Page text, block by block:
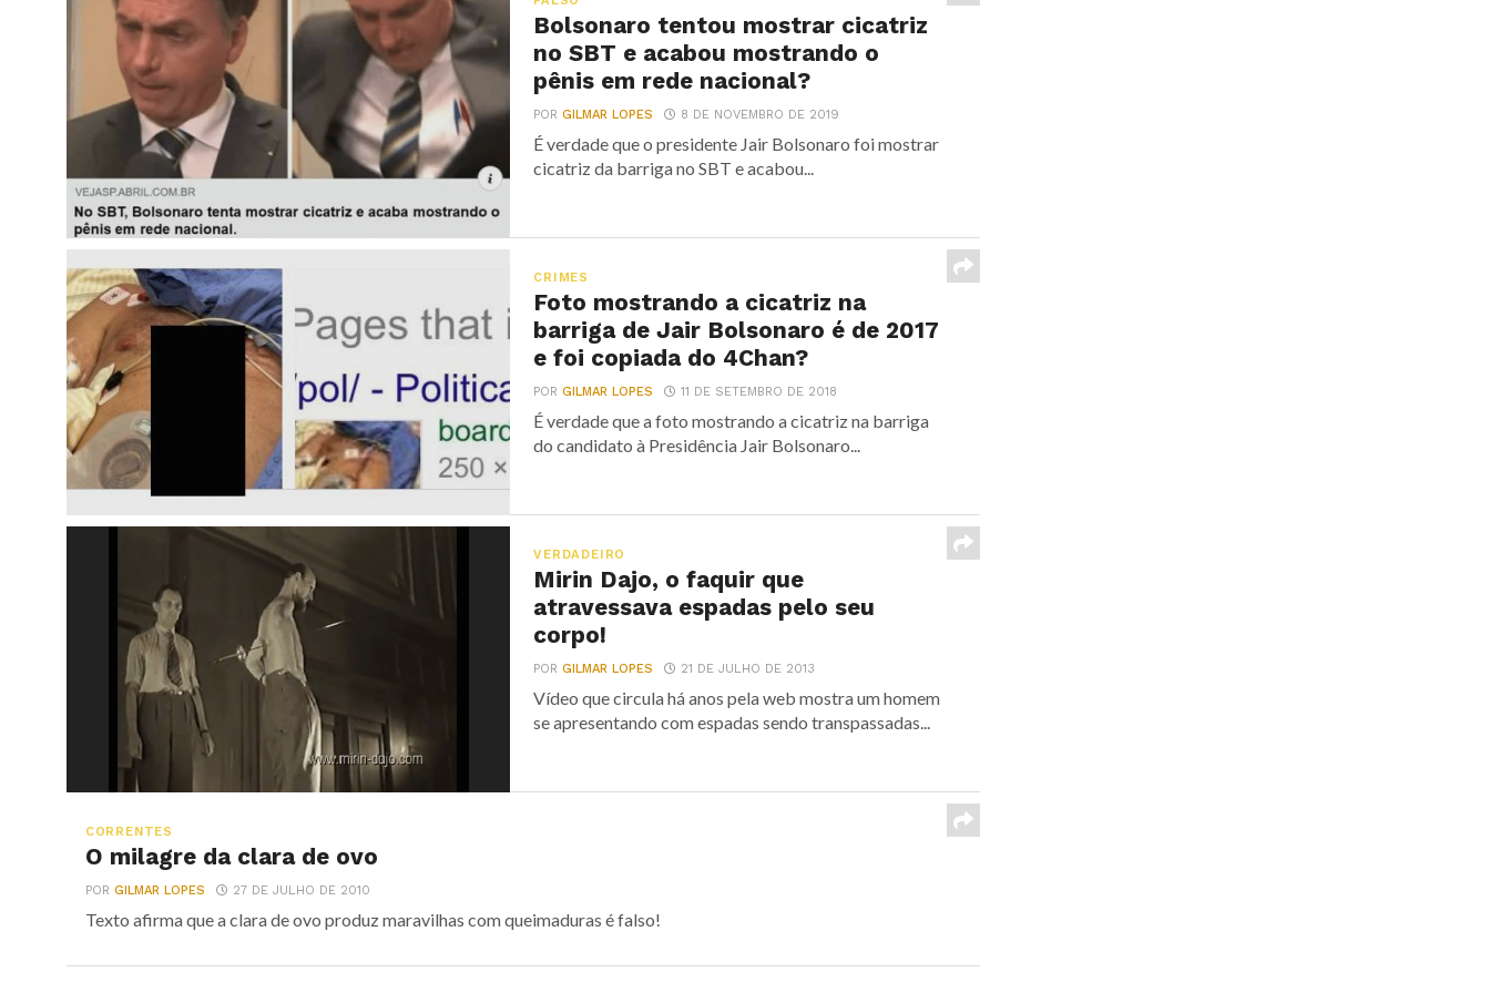
Bolsonaro tentou mostrar cicatriz
no SBT e acabou mostrando o
pênis em rede nacional?
PORGILMAR LOPES 8 DE NOVEMBRO DE 2019
É verdade que o presidente Jair Bolsonaro foi mostrar
cicatriz da barriga no SBT e acabou...
CRIMES
Foto mostrando a cicatriz na
barriga de Jair Bolsonaro é de 2017
e foi copiada do 4Chan?
PORGILMAR LOPES 11 DE SETEMBRO DE 2018
É verdade que a foto mostrando a cicatriz na barriga
do candidato à Presidência Jair Bolsonaro...
VERDADEIRO
Mirin Dajo, o faquir que
atravessava espadas pelo seu
corpo!
PORGILMAR LOPES 21 DE JULHO DE 2013
Vídeo que circula há anos pela web mostra um homem
se apresentando com espadas sendo transpassadas...
CORRENTES
O milagre da clara de ovo
POR GILMAR LOPES 27 DE JULHO DE 2010
Texto afirma que a clara de ovo produz maravilhas com queimaduras é falso!